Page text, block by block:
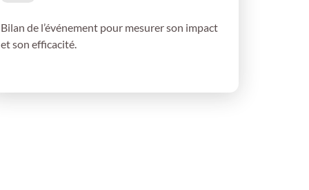
Bilan de l’événement pour mesurer son impact
et son efficacité.